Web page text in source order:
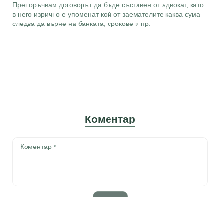
Препоръчвам договорът да бъде съставен от адвокат, като
в него изрично е упоменат кой от заемателите каква сума
следва да върне на банката, срокове и пр.
Коментар